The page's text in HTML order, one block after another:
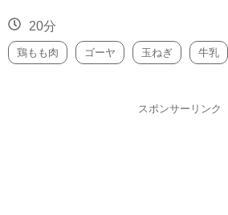
20分
鶏もも肉 ゴーヤ 玉ねぎ 牛乳
スポンサーリンク